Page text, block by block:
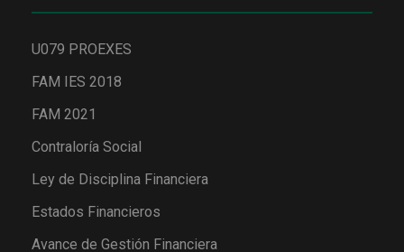
U079 PROEXES
FAM IES 2018
FAM 2021
Contraloría Social
Ley de Disciplina Financiera
Estados Financieros
Avance de Gestión Financiera